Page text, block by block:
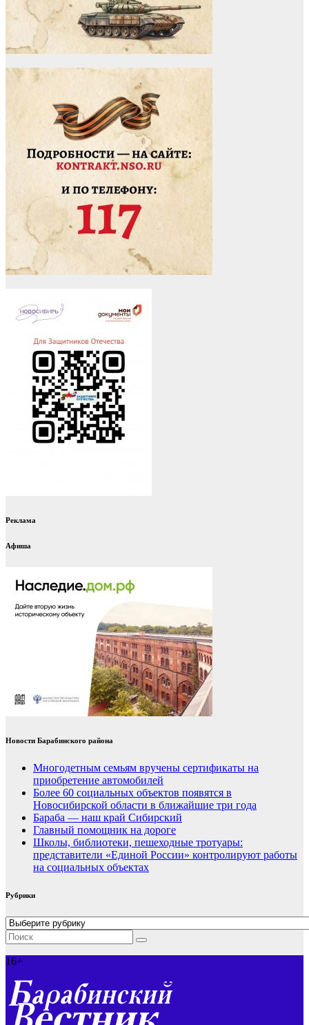
Реклама
Афиша
Новости Барабинского района
Многодетным семьям вручены сертификаты на
приобретение автомобилей
Более 60 социальных объектов появятся в
Новосибирской области в ближайшие три года
Бараба — наш край Сибирский
Главный помощник на дороге
Школы, библиотеки, пешеходные тротуары:
представители «Единой России» контролируют работы
на социальных объектах
Рубрики
Рубрики
16+